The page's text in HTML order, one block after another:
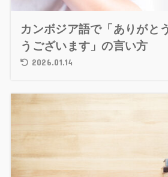
カンボジア語で「ありがと
うございます」の言い方
2026.01.14